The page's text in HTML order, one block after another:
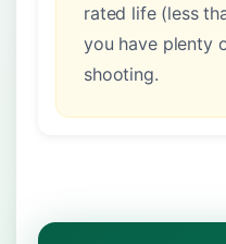
rated life (less
you have plenty
shooting.